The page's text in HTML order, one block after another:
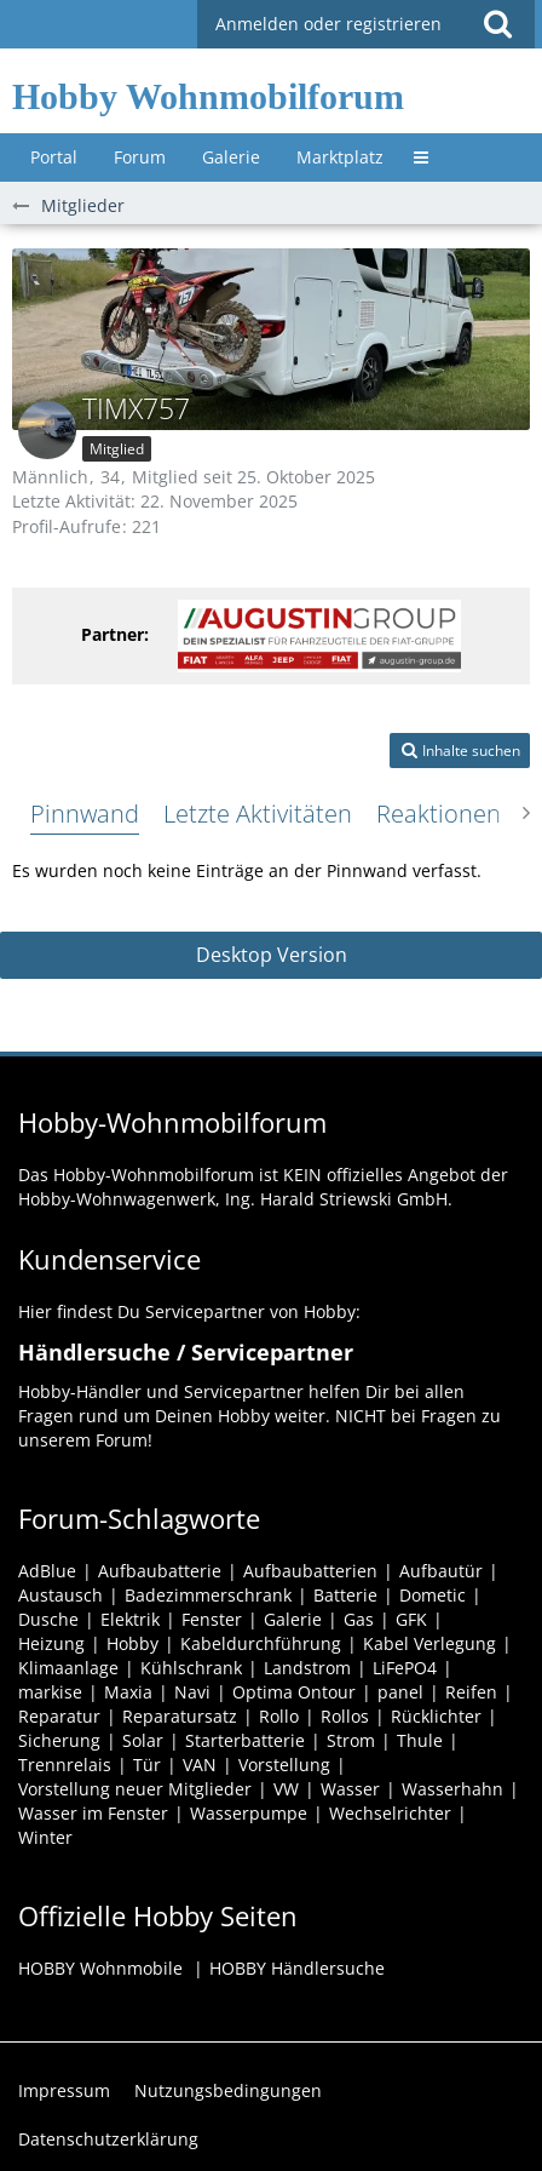
Anmelden oder registrieren
Hobby Wohnmobilforum
Portal Forum Galerie Marktplatz Untermenü »
Mitglieder
TIMX757
Mitglied
Männlich 34 Mitglied seit 25. Oktober 2025
Letzte Aktivität: 22. November 2025
Profil-Aufrufe 221
Partner:
Inhalte suchen
Pinnwand Letzte Aktivitäten Reaktionen
Es wurden noch keine Einträge an der Pinnwand verfasst.
Desktop Version
Hobby-Wohnmobilforum
Das Hobby-Wohnmobilforum ist KEIN offizielles Angebot der
Hobby-Wohnwagenwerk, Ing. Harald Striewski GmbH.
Kundenservice
Hier findest Du Servicepartner von Hobby:
Händlersuche / Servicepartner
Hobby-Händler und Servicepartner helfen Dir bei allen
Fragen rund um Deinen Hobby weiter. NICHT bei Fragen zu
unserem Forum!
Forum-Schlagworte
AdBlue Aufbaubatterie Aufbaubatterien
Aufbautür
Austausch
Badezimmerschrank Batterie
Dometic
Dusche
Elektrik Fenster Galerie Gas
GFK
Heizung
Hobby Kabeldurchführung
Kabel Verlegung
Klimaanlage
Kühlschrank Landstrom
LiFePO4
markise
Maxia Navi Optima Ontour panel
Reifen
Reparatur
Reparatursatz Rollo Rollos
Rücklichter
Sicherung
Solar Starterbatterie Strom
Thule
Trennrelais
Tür VAN
Vorstellung
Vorstellung neuer Mitglieder
VW Wasser
Wasserhahn
Wasser im Fenster
Wasserpumpe
Wechselrichter
Winter
Offizielle Hobby Seiten
HOBBY Wohnmobile HOBBY Händlersuche
Impressum Nutzungsbedingungen
Datenschutzerklärung